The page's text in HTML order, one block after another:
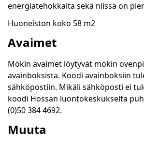
energiatehokkaita sekä niissä on
Huoneiston koko 58 m2
Avaimet
Mökin avaimet löytyvät mökin
avainboksista. Koodi avainboksiin
sähköpostiin. Mikäli sähköposti ei
koodi Hossan luontokeskukselta
(0)50 384 4692.
Muuta